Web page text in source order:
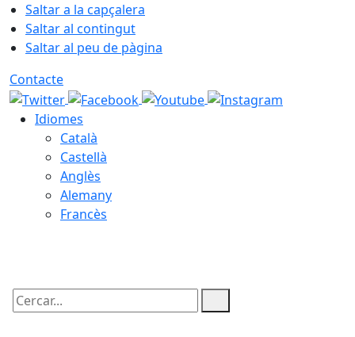
Saltar a la capçalera
Saltar al contingut
Saltar al peu de pàgina
Contacte
Idiomes
Català
Castellà
Anglès
Alemany
Francès
Cercar: